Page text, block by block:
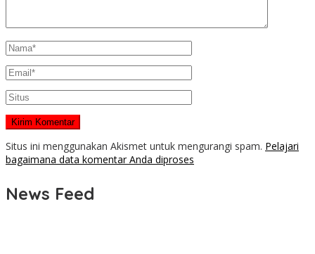
Situs ini menggunakan Akismet untuk mengurangi spam. Pelajari
bagaimana data komentar Anda diproses
News Feed